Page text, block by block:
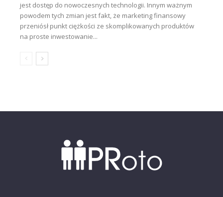
jest dostęp do nowoczesnych technologii. Innym ważnym
powodem tych zmian jest fakt, że marketing finansowy
przeniósł punkt ciężkości ze skomplikowanych produktów
na proste inwestowanie...